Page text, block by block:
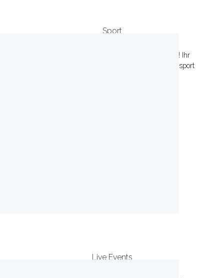
Sport
Willkommen auf der Rennstrecke oder der IAA! Ihr
Experte für Auto-Innovationen, Trends und Motorsport
Live Events